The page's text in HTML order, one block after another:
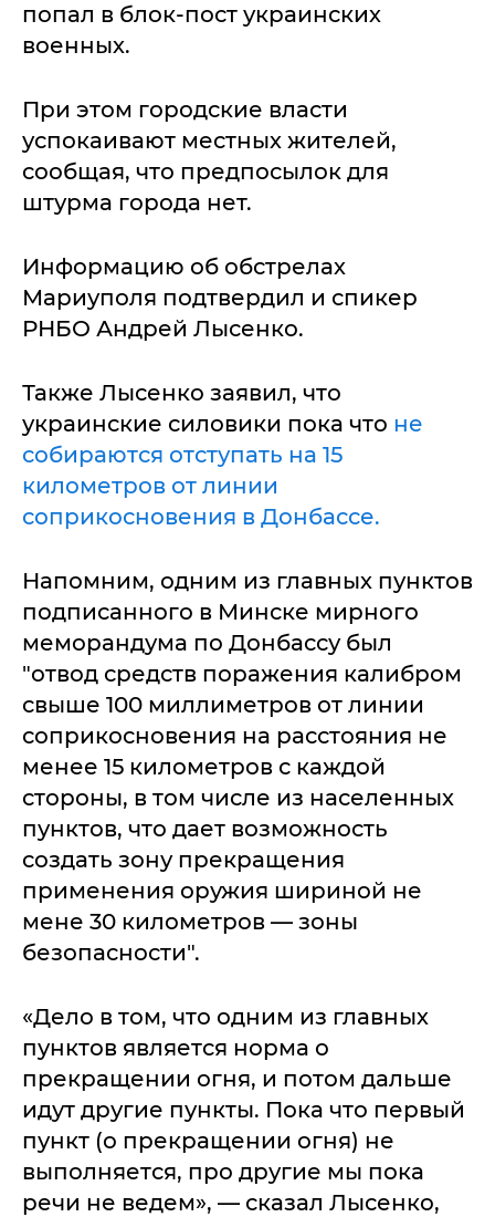
попал в блок-пост украинских
военных.
При этом городские власти
успокаивают местных жителей,
сообщая, что предпосылок для
штурма города нет.
Информацию об обстрелах
Мариуполя подтвердил и спикер
РНБО Андрей Лысенко.
Также Лысенко заявил, что
украинские силовики пока что не
собираются отступать на 15
километров от линии
соприкосновения в Донбассе.
Напомним, одним из главных пунктов
подписанного в Минске мирного
меморандума по Донбассу был
"отвод средств поражения калибром
свыше 100 миллиметров от линии
соприкосновения на расстояния не
менее 15 километров с каждой
стороны, в том числе из населенных
пунктов, что дает возможность
создать зону прекращения
применения оружия шириной не
мене 30 километров — зоны
безопасности".
«Дело в том, что одним из главных
пунктов является норма о
прекращении огня, и потом дальше
идут другие пункты. Пока что первый
пункт (о прекращении огня) не
выполняется, про другие мы пока
речи не ведем», — сказал Лысенко,